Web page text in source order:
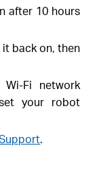
after 10 hours
back on, then
Fi network
your robot
.